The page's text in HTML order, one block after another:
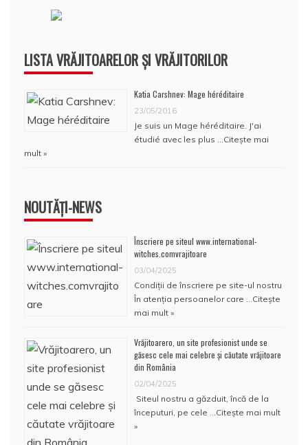
LISTA VRĂJITOARELOR ȘI VRĂJITORILOR
Katia Carshnev: Mage héréditaire
23/05/2016
Je suis un Mage héréditaire. J'ai
étudié avec les plus … Citește mai
mult »
NOUTĂȚI-NEWS
Înscriere pe siteul www.international-
witches.comvrajitoare
03/04/2025
Condiţii de înscriere pe site-ul nostru
În atenţia persoanelor care … Citește
mai mult »
Vrăjitoarero, un site profesionist unde se
găsesc cele mai celebre și căutate vrăjitoare
din România
02/04/2025
Siteul nostru a găzduit, încă de la
începuturi, pe cele … Citește mai mult
»